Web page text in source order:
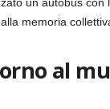
memoria
al